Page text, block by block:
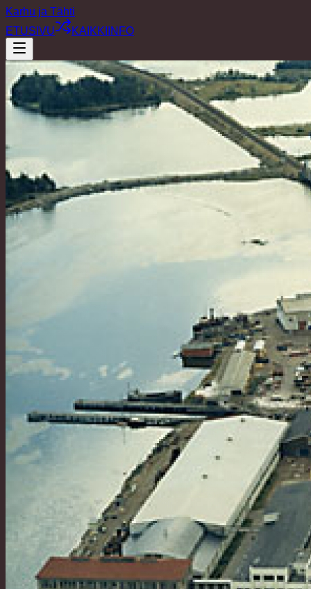
Karhu ja Tähti
ETUSIVU
KAIKKI INFO